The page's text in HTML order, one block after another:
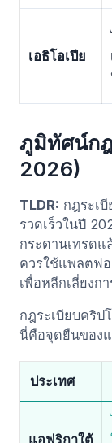
เอธิโอเปีย
ภูมิทัศน์ก
2026)
TLDR: กฎระเ
รวดเร็วในปี
กระดานเทรด
ควรใช้แพลตฟอ
เพื่อหลีกเลี่ยงก
กฎระเบียบคริป
นี่คือจุดยืนของ
ประเทศ